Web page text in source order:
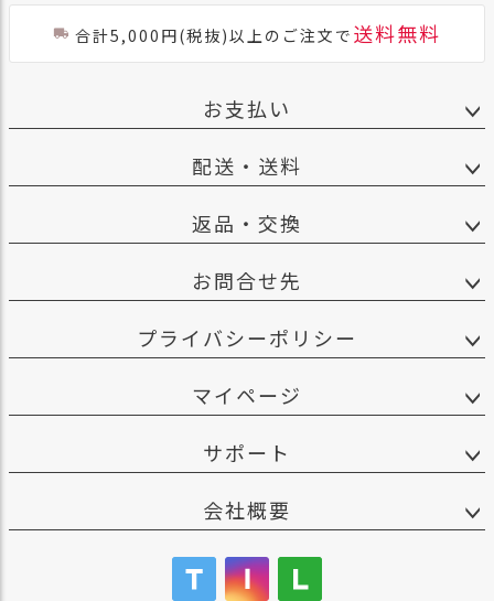
合計5,000円(税抜)以上のご注文で 送料無料
お支払い
配送・送料
返品・交換
お問合せ先
プライバシーポリシー
マイページ
サポート
会社概要